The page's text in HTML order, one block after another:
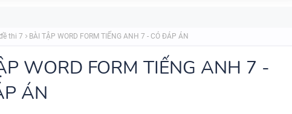
UNIT - TIẾNG ANH 10 - GLOBAL
thi 7 BÀI TẬP WORD FORM TIẾNG ANH 7 - CÓ ĐÁP ÁN
WORD FORM TIẾNG ANH 7 -
ÁN